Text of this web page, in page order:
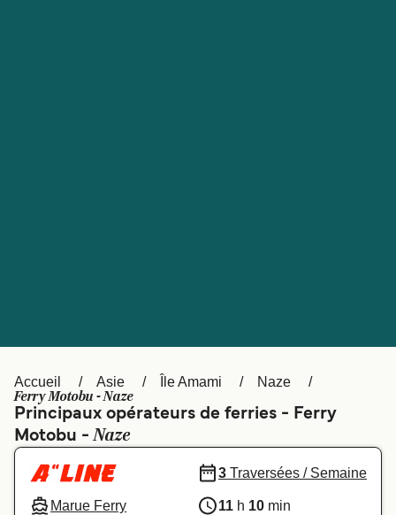
Canada
Ελλάδα
Deutschland Schweiz (DE)
Norge Україна
Accueil Asie Île Amami Naze
Ferry Motobu - Naze
Principaux opérateurs de ferries - Ferry
Motobu -Naze
Marue Ferry
3 Traversées / Semaine
11 h 10 min